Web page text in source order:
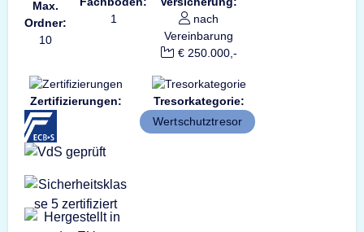
Max.
Ordner:
10
1
nach
Vereinbarung
€ 250.000,-
Zertifizierungen:
Tresorkategorie:
Wertschutztresor